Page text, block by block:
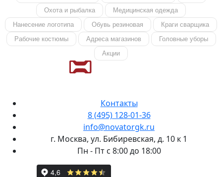
Охота и рыбалка
Медицинская одежда
Нанесение логотипа
Обувь резиновая
Краги сварщика
Рабочие костюмы
Адреса магазинов
Головные уборы
Акции
Контакты
8 (495) 128-01-36
info@novatorgk.ru
г. Москва, ул. Бибиревская, д. 10 к 1
Пн - Пт с 8:00 до 18:00